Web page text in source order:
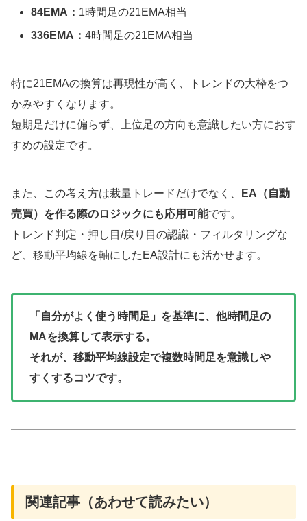
84EMA： 1時間足の21EMA相当
336EMA：4時間足の21EMA相当
特に21EMAの換算は再現性が高く、トレンドの大枠をつ
かみやすくなります。
短期足だけに偏らず、上位足の方向も意識したい方におす
すめの設定です。
また、この考え方は裁量トレードだけでなく、
EA（自動
売買）を作る際のロジックにも応用可能です。
トレンド判定・押し目/戻り目の認識・フィルタリングな
ど、移動平均線を軸にしたEA設計にも活かせます。
「自分がよく使う時間足」を基準に、他時間足の
MAを換算して表示する。
それが、移動平均線設定で複数時間足を意識しや
すくするコツです。
関連記事（あわせて読みたい）